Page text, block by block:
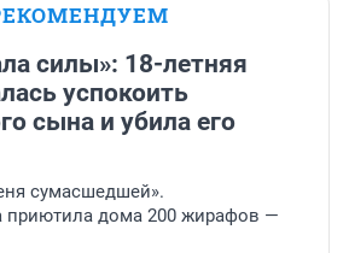
силы»: 18-летняя
успокоить
сына и убила его
сумасшедшей».
приютила дома 200 жирафов —